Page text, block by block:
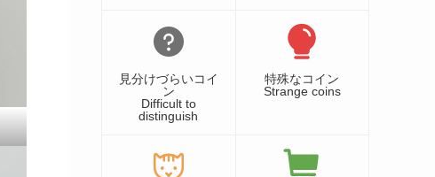
見分けづらいコイ
ン
Difficult to
distinguish
特殊なコイン
Strange coins